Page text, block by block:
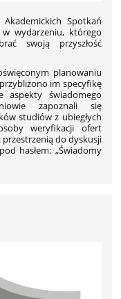
Spotkań
w wydarzeniu, którego
swoją przyszłość
planowaniu
im specyfikę
aspekty świadomego
zapoznali się
studiów z ubiegłych
weryfikacji ofert
przestrzenią do dyskusji
hasłem: „Świadomy